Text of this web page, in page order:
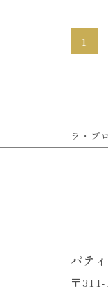
1
ラ・プ
パテ
〒